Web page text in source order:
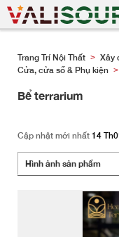
Trang Trí Nội Thất > Xây
Cửa, cửa sổ & Phụ kiện >
Bể terrarium
Cập nhật mới nhất 14
Hình ảnh sản phẩm